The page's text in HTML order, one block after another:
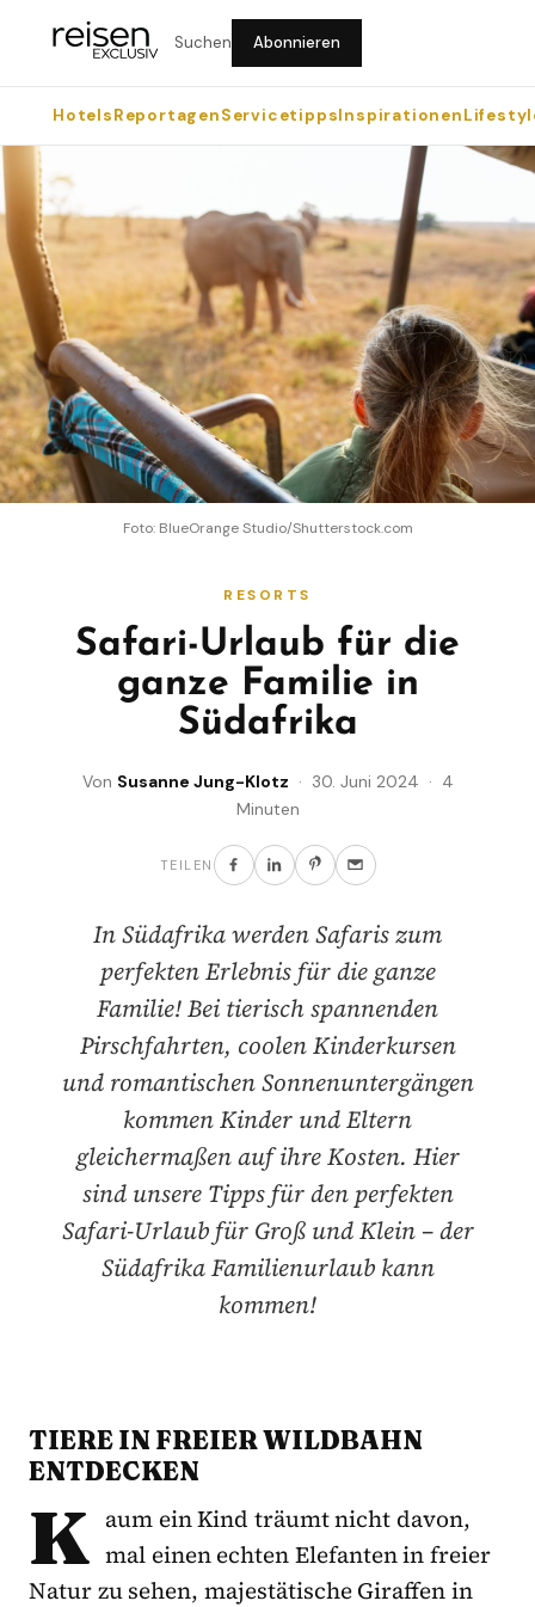
Suchen Abonnieren
HotelsReportagenServicetippsInspirationen
Foto: BlueOrange Studio/Shutterstock.com
RESORTS
Safari-Urlaub für die
ganze Familie in
Südafrika
Von Susanne Jung-Klotz · 30. Juni 2024 · 4
Minuten
TEILEN
In Südafrika werden Safaris zum
perfekten Erlebnis für die ganze
Familie! Bei tierisch spannenden
Pirschfahrten, coolen Kinderkursen
und romantischen Sonnenuntergängen
kommen Kinder und Eltern
gleichermaßen auf ihre Kosten. Hier
sind unsere Tipps für den perfekten
Safari-Urlaub für Groß und Klein – der
Südafrika Familienurlaub kann
kommen!
TIERE IN FREIER WILDBAHN
ENTDECKEN
K aum ein Kind träumt nicht davon,
mal einen echten Elefanten in freier
Natur zu sehen, majestätische Giraffen in